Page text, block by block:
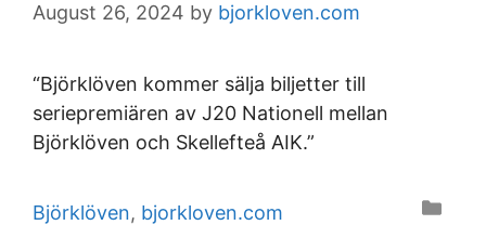
August 26, 2024 by bjorkloven.com
“Björklöven kommer sälja biljetter till
seriepremiären av J20 Nationell mellan
Björklöven och Skellefteå AIK.”
Categories
Björklöven, bjorkloven.com